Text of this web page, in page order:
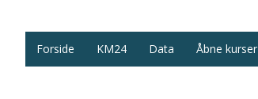
Forside KM24 Data Åbne kurser